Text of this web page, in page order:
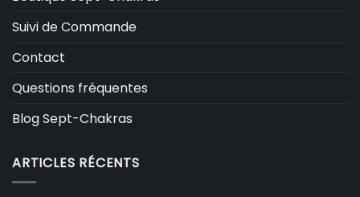
Suivi de Commande
Contact
Questions fréquentes
Blog Sept-Chakras
ARTICLES RÉCENTS